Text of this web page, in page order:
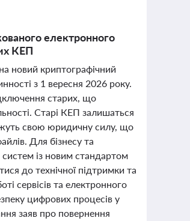
електронного
КЕП
новий криптографічний
з 1 вересня 2026 року.
старих, що
Старі КЕП залишаться
свою юридичну силу, що
Для бізнесу та
систем із новим стандартом
до технічної підтримки та
сервісів та електронного
цифрових процесів у
заяв про повернення